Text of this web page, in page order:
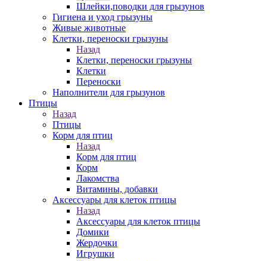
Шлейки,поводки для грызунов
Гигиена и уход грызуны
Живые животные
Клетки, переноски грызуны
Назад
Клетки, переноски грызуны
Клетки
Переноски
Наполнители для грызунов
Птицы
Назад
Птицы
Корм для птиц
Назад
Корм для птиц
Корм
Лакомства
Витамины, добавки
Аксессуары для клеток птицы
Назад
Аксессуары для клеток птицы
Домики
Жердочки
Игрушки